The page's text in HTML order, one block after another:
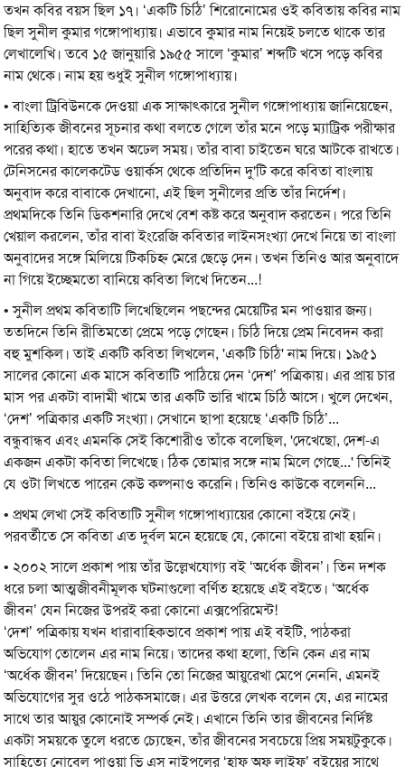
তখন কবির বয়স ছিল ১৭। ‘একটি চিঠি’ শিরোনােমের ওই কবিতায় কবির নাম
ছিল সুনীল কুমার গঙ্গোপাধ্যায়। এভাবে কুমার নাম নিয়েই চলতে থাকে তার
লেখালেখি। তবে ১৫ জানুয়ারি ১৯৫৫ সালে ‘কুমার’ শব্দটি খসে পড়ে কবির
নাম থেকে। নাম হয় শুধুই সুনীল গঙ্গোপাধ্যায়।
• বাংলা ট্রিবিউনকে দেওয়া এক সাক্ষাৎকারে সুনীল গঙ্গোপাধ্যায় জানিয়েছেন,
সাহিত্যিক জীবনের সূচনার কথা বলতে গেলে তাঁর মনে পড়ে ম্যাট্রিক পরীক্ষার
পরের কথা। হাতে তখন অঢেল সময়। তাঁর বাবা চাইতেন ঘরে আটকে রাখতে।
টেনিসনের কালেকটেড ওয়ার্কস থেকে প্রতিদিন দু'টি করে কবিতা বাংলায়
অনুবাদ করে বাবাকে দেখানো, এই ছিল সুনীলের প্রতি তাঁর নির্দেশ।
প্রথমদিকে তিনি ডিকশনারি দেখে বেশ কষ্ট করে অনুবাদ করতেন। পরে তিনি
খেয়াল করলেন, তাঁর বাবা ইংরেজি কবিতার লাইনসংখ্যা দেখে নিয়ে তা বাংলা
অনুবাদের সঙ্গে মিলিয়ে টিকচিহ্ন মেরে ছেড়ে দেন। তখন তিনিও আর অনুবাদে
না গিয়ে ইচ্ছেমতো বানিয়ে কবিতা লিখে দিতেন...!
• সুনীল প্রথম কবিতাটি লিখেছিলেন পছন্দের মেয়েটির মন পাওয়ার জন্য।
ততদিনে তিনি রীতিমতো প্রেমে পড়ে গেছেন। চিঠি দিয়ে প্রেম নিবেদন করা
বহু মুশকিল। তাই একটি কবিতা লিখলেন, 'একটি চিঠি' নাম দিয়ে। ১৯৫১
সালের কোনো এক মাসে কবিতাটি পাঠিয়ে দেন ‘দেশ’ পত্রিকায়। এর প্রায় চার
মাস পর একটা বাদামী খামে তার একটি ভারি খামে চিঠি আসে। খুলে দেখেন,
‘দেশ’ পত্রিকার একটি সংখ্যা। সেখানে ছাপা হয়েছে ‘একটি চিঠি’...
বন্ধুবান্ধব এবং এমনকি সেই কিশোরীও তাঁকে বলেছিল, 'দেখেছো, দেশ-এ
একজন একটা কবিতা লিখেছে। ঠিক তোমার সঙ্গে নাম মিলে গেছে...' তিনিই
যে ওটা লিখতে পারেন কেউ কল্পনাও করেনি। তিনিও কাউকে বলেননি...
• প্রথম লেখা সেই কবিতাটি সুনীল গঙ্গোপাধ্যায়ের কোনো বইয়ে নেই।
পরবর্তীতে সে কবিতা এত দুর্বল মনে হয়েছে যে, কোনো বইয়ে রাখা হয়নি।
• ২০০২ সালে প্রকাশ পায় তাঁর উল্লেখযোগ্য বই ‘অর্ধেক জীবন’। তিন দশক
ধরে চলা আত্মজীবনীমূলক ঘটনাগুলো বর্ণিত হয়েছে এই বইতে। ‘অর্ধেক
জীবন’ যেন নিজের উপরই করা কোনো এক্সপেরিমেন্ট!
‘দেশ’ পত্রিকায় যখন ধারাবাহিকভাবে প্রকাশ পায় এই বইটি, পাঠকরা
অভিযোগ তোলেন এর নাম নিয়ে। তাদের কথা হলো, তিনি কেন এর নাম
‘অর্ধেক জীবন’ দিয়েছেন। তিনি তো নিজের আয়ুরেখা মেপে নেননি, এমনই
অভিযোগের সুর ওঠে পাঠকসমাজে। এর উত্তরে লেখক বলেন যে, এর নামের
সাথে তার আয়ুর কোনোই সম্পর্ক নেই। এখানে তিনি তার জীবনের নির্দিষ্ট
একটা সময়কে তুলে ধরতে চ্যেছেন, তাঁর জীবনের সবচেয়ে প্রিয় সময়টুকুকে।
সাহিত্যে নোবেল পাওয়া ভি এস নাইপলের ‘হাফ অফ লাইফ’ বইয়ের সাথে